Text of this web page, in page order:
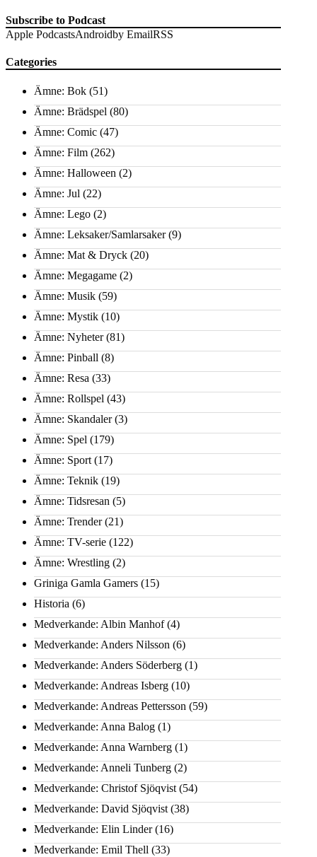
Subscribe to Podcast
Apple PodcastsAndroidby EmailRSS
Categories
Ämne: Bok (51)
Ämne: Brädspel (80)
Ämne: Comic (47)
Ämne: Film (262)
Ämne: Halloween (2)
Ämne: Jul (22)
Ämne: Lego (2)
Ämne: Leksaker/Samlarsaker(9)
Ämne: Mat & Dryck (20)
Ämne: Megagame (2)
Ämne: Musik (59)
Ämne: Mystik (10)
Ämne: Nyheter(81)
Ämne: Pinball (8)
Ämne: Resa (33)
Ämne: Rollspel (43)
Ämne: Skandaler(3)
Ämne: Spel (179)
Ämne: Sport (17)
Ämne: Teknik (19)
Ämne: Tidsresan (5)
Ämne: Trender(21)
Ämne: TV-serie (122)
Ämne: Wrestling (2)
Griniga Gamla Gamers (15)
Historia (6)
Medverkande: Albin Manhof(4)
Medverkande: Anders Nilsson (6)
Medverkande: Anders Söderberg (1)
Medverkande: Andreas Isberg (10)
Medverkande: Andreas Pettersson (59)
Medverkande: Anna Balog (1)
Medverkande: Anna Warnberg (1)
Medverkande: Anneli Tunberg (2)
Medverkande: Christof Sjöqvist (54)
Medverkande: David Sjöqvist (38)
Medverkande: Elin Linder(16)
Medverkande: Emil Thell (33)